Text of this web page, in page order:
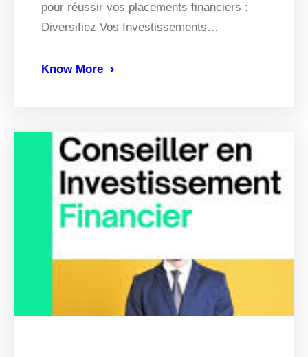
pour réussir vos placements financiers :
Diversifiez Vos Investissements…
Know More